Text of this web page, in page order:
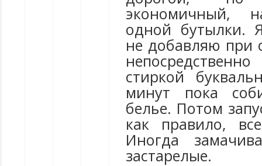
экономичный,
одной бутылки.
не добавляю при
стиркой
минут пока
белье. Потом
как правило,
Иногда
застарелые.